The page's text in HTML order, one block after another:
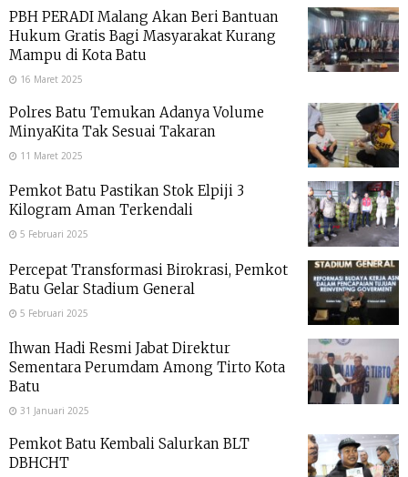
PBH PERADI Malang Akan Beri Bantuan
Hukum Gratis Bagi Masyarakat Kurang
Mampu di Kota Batu
16 Maret 2025
Polres Batu Temukan Adanya Volume
MinyaKita Tak Sesuai Takaran
11 Maret 2025
Pemkot Batu Pastikan Stok Elpiji 3
Kilogram Aman Terkendali
5 Februari 2025
Percepat Transformasi Birokrasi, Pemkot
Batu Gelar Stadium General
5 Februari 2025
Ihwan Hadi Resmi Jabat Direktur
Sementara Perumdam Among Tirto Kota
Batu
31 Januari 2025
Pemkot Batu Kembali Salurkan BLT
DBHCHT